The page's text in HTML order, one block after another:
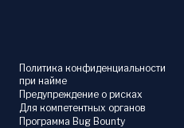
Политика конфиденциальности
при найме
Предупреждение о рисках
Для компетентных органов
Программа Bug Bounty